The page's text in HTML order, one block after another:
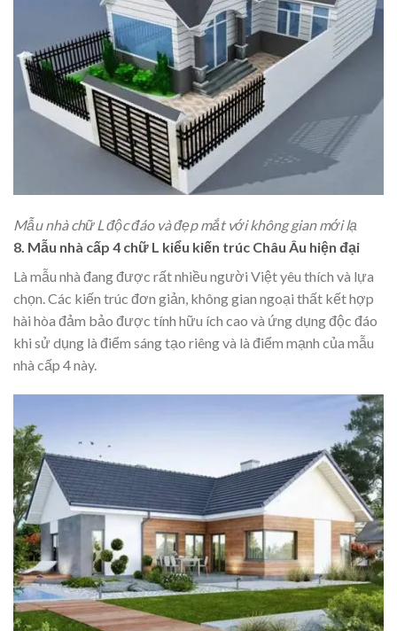
Mẫu nhà chữ L độc đáo và đẹp mắt với không gian mới lạ
8. Mẫu nhà cấp 4 chữ L kiểu kiến trúc Châu Âu hiện đại
Là mẫu nhà đang được rất nhiều người Việt yêu thích và lựa
chọn. Các kiến trúc đơn giản, không gian ngoại thất kết hợp
hài hòa đảm bảo được tính hữu ích cao và ứng dụng độc đáo
khi sử dụng là điểm sáng tạo riêng và là điểm mạnh của mẫu
nhà cấp 4 này.